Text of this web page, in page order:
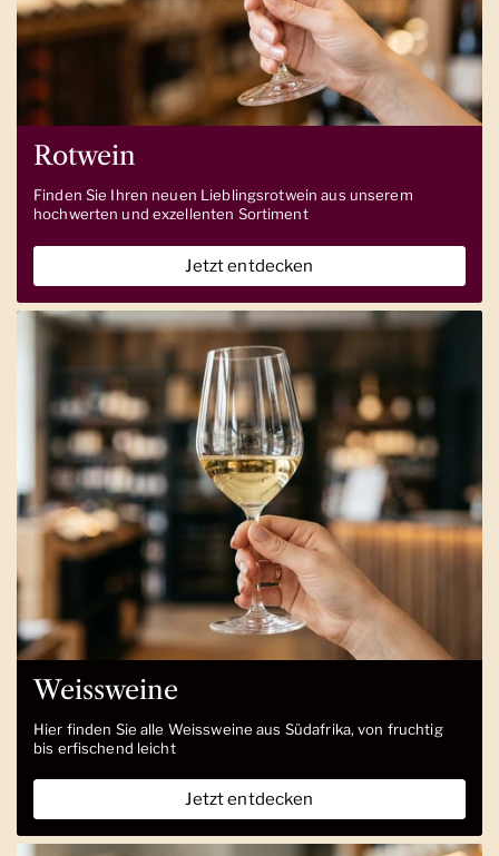
Rotwein
Finden Sie Ihren neuen Lieblingsrotwein aus unserem
hochwerten und exzellenten Sortiment
Jetzt entdecken
Weissweine
Hier finden Sie alle Weissweine aus Südafrika, von fruchtig
bis erfischend leicht
Jetzt entdecken